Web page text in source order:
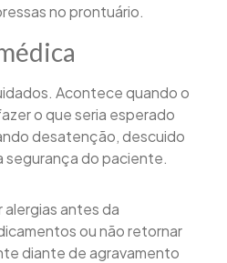
no prontuário.
Acontece quando o
o que seria esperado
desatenção, descuido
segurança do paciente.
alergias antes da
ou não retornar
diante de agravamento